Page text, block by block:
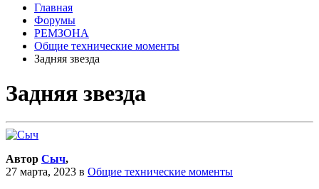
Главная
Форумы
РЕМЗОНА
Общие технические моменты
Задняя звезда
Задняя звезда
Автор Сыч,
27 марта, 2023 в Общие технические моменты